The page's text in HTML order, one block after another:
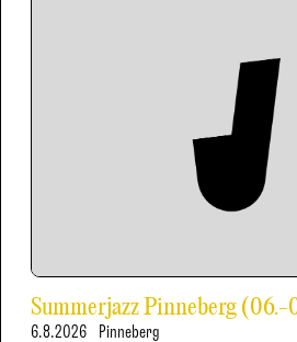
Summerjazz Pinneberg
6.8.2026 Pinneberg